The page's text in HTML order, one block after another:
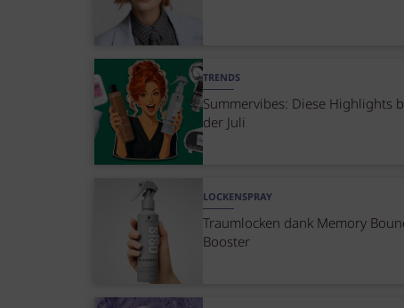
TRENDS
Summervibes: Diese Highlights
der Juli
LOCKENSPRAY
Traumlocken dank Memory
Booster